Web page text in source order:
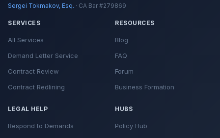
Sergei Tokmakov, Esq. · CA Bar #279869
SERVICES
All Services
Demand Letter Service
Contract Review
Contract Redlining
RESOURCES
Blog
FAQ
Forum
Business Formation
LEGAL HELP
Respond to Demands
HUBS
Policy Hub